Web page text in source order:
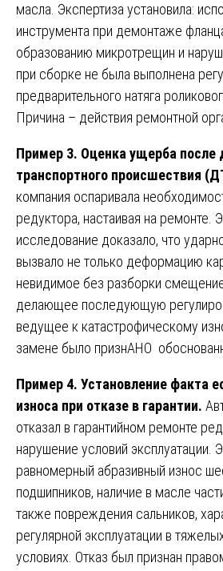
масла. Экспертиза установила:
инструмента при демонтаже
образованию микротрещин и
при сборке не была выполнена
предварительного натяга
Причина – действия ремонтной
Пример 3. Оценка ущерба после
транспортного происшествия
компания оспаривала
редуктора, настаивая на ремонте.
исследование доказало, что
вызвало не только деформацию
невидимое без разборки
делающее последующую
ведущее к катастрофическому
замене было признАНО
Пример 4. Установление факта
износа при отказе в гарантии.
отказал в гарантийном ремонте
нарушение условий эксплуатации.
равномерный абразивный износ
подшипников, наличие в масле
также повреждения сальников,
регулярной эксплуатации в
условиях. Отказ был признан